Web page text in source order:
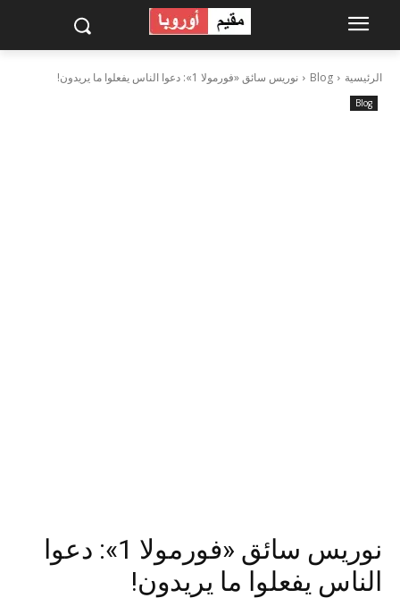
الرئيسية Blog نوريس سائق «فورمولا 1»: دعوا الناس يفعلوا ما يريدون!
Blog
نوريس سائق «فورمولا 1»: دعوا
الناس يفعلوا ما يريدون!